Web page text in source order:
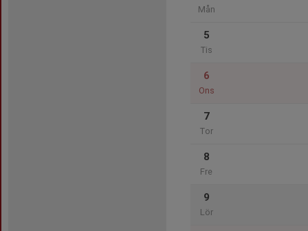
Mån
5
Tis
6
Ons
7
Tor
8
Fre
9
Lör